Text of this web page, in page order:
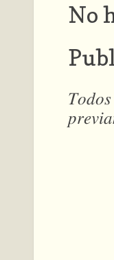
No
𝑇𝑜𝑑𝑜𝑠